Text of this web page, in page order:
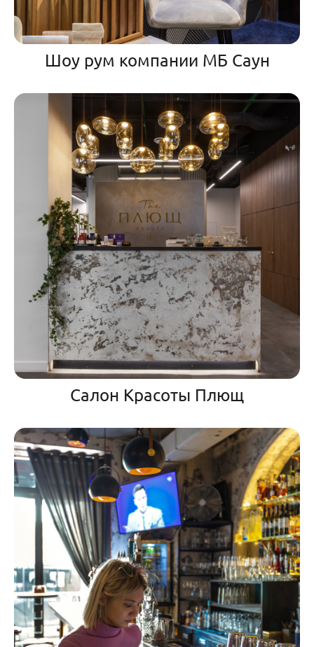
Шоу рум компании МБ Саун
Салон Красоты Плющ